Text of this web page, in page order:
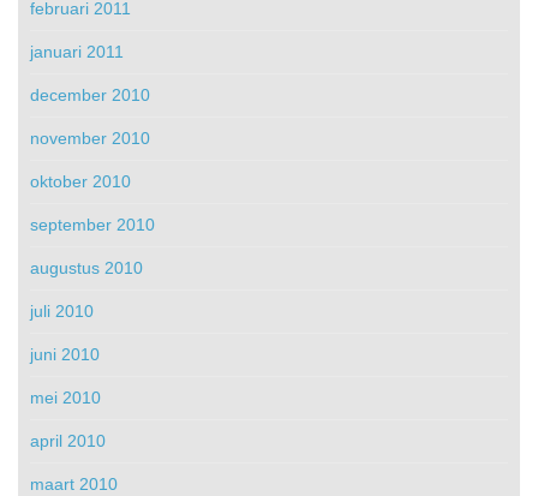
februari 2011
januari 2011
december 2010
november 2010
oktober 2010
september 2010
augustus 2010
juli 2010
juni 2010
mei 2010
april 2010
maart 2010